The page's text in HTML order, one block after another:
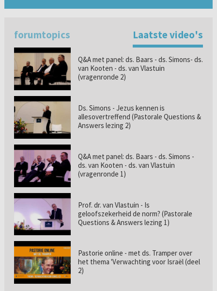
forumtopics Laatste video's
Q&A met panel: ds. Baars - ds. Simons- ds.
van Kooten - ds. van Vlastuin
(vragenronde 2)
Ds. Simons - Jezus kennen is
allesovertreffend (Pastorale Questions &
Answers lezing 2)
Q&A met panel: ds. Baars - ds. Simons -
ds. van Kooten - ds. van Vlastuin
(vragenronde 1)
Prof. dr. van Vlastuin - Is
geloofszekerheid de norm? (Pastorale
Questions & Answers lezing 1)
Pastorie online - met ds. Tramper over
het thema 'Verwachting voor Israël (deel
2)